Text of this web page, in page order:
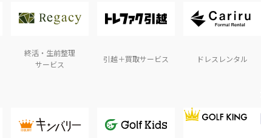
終活・生前整理
サービス
引越＋買取サービス ドレスレンタル